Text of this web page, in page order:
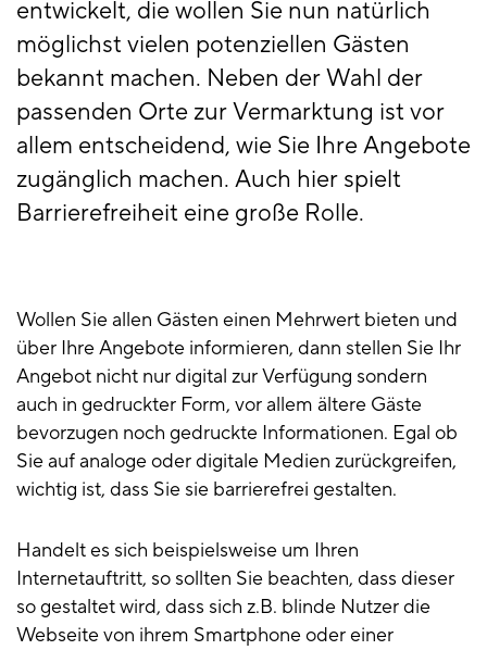
entwickelt, die wollen Sie nun natürlich
möglichst vielen potenziellen Gästen
bekannt machen. Neben der Wahl der
passenden Orte zur Vermarktung ist vor
allem entscheidend, wie Sie Ihre Angebote
zugänglich machen. Auch hier spielt
Barrierefreiheit eine große Rolle.
Wollen Sie allen Gästen einen Mehrwert bieten und
über Ihre Angebote informieren, dann stellen Sie Ihr
Angebot nicht nur digital zur Verfügung sondern
auch in gedruckter Form, vor allem ältere Gäste
bevorzugen noch gedruckte Informationen. Egal ob
Sie auf analoge oder digitale Medien zurückgreifen,
wichtig ist, dass Sie sie barrierefrei gestalten.
Handelt es sich beispielsweise um Ihren
Internetauftritt, so sollten Sie beachten, dass dieser
so gestaltet wird, dass sich z.B. blinde Nutzer die
Webseite von ihrem Smartphone oder einer